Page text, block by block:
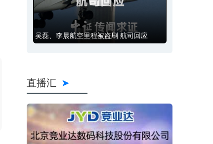
吴磊、李晨航空里程被盗刷 航司回应
直播汇